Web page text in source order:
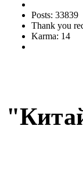
Posts: 33839
Thank you
Karma: 14